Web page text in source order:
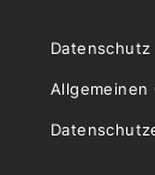
Datenschutz
Allgemeinen